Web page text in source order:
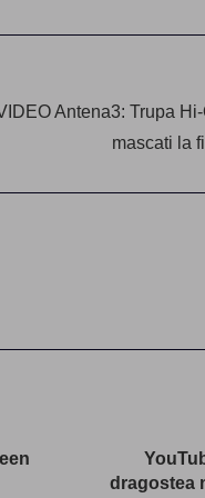
Antena3: Trupa
mascati la
dragostea